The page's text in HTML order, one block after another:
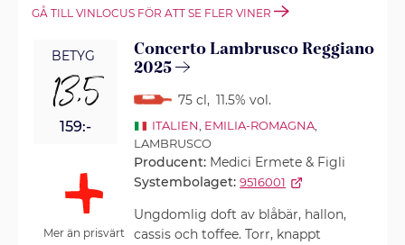
GÅ TILL VINLOCUS FÖR ATT SE FLER VINER
BETYG
13,5
159:-
Mer än prisvärt
Concerto Lambrusco Reggiano
2025
75 cl, 11.5% vol.
ITALIEN EMILIA-ROMAGNA,
LAMBRUSCO
Producent: Medici Ermete & Figli
Systembolaget: 9516001
Ungdomlig doft av blåbär, hallon,
cassis och toffee. Torr, knappt